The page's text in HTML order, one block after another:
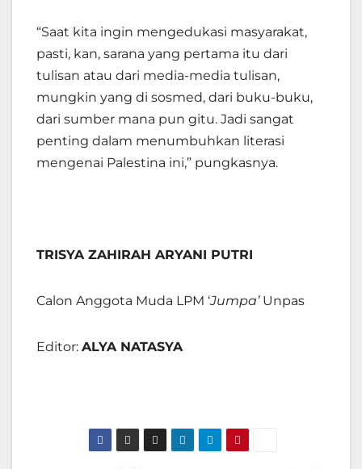
“Saat kita ingin mengedukasi masyarakat,
pasti, kan, sarana yang pertama itu dari
tulisan atau dari media-media tulisan,
mungkin yang di sosmed, dari buku-buku,
dari sumber mana pun gitu. Jadi sangat
penting dalam menumbuhkan literasi
mengenai Palestina ini,” pungkasnya.
TRISYA ZAHIRAH ARYANI PUTRI
Calon Anggota Muda LPM ‘Jumpa’ Unpas
Editor: ALYA NATASYA